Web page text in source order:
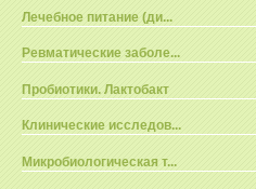
Лечебное питание (ди...
Ревматические заболе...
Пробиотики. Лактобакт
Клинические исследов...
Микробиологическая т...